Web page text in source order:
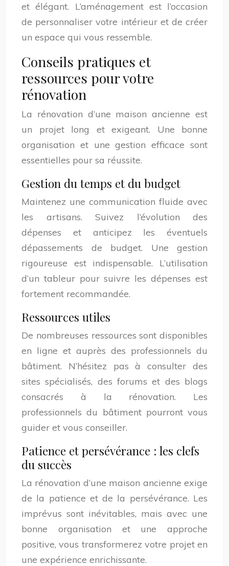
et élégant. L’aménagement est l’occasion
de personnaliser votre intérieur et de créer
un espace qui vous ressemble.
Conseils pratiques et
ressources pour votre
rénovation
La rénovation d’une maison ancienne est
un projet long et exigeant. Une bonne
organisation et une gestion efficace sont
essentielles pour sa réussite.
Gestion du temps et du budget
Maintenez une communication fluide avec
les artisans. Suivez l’évolution des
dépenses et anticipez les éventuels
dépassements de budget. Une gestion
rigoureuse est indispensable. L’utilisation
d’un tableur pour suivre les dépenses est
fortement recommandée.
Ressources utiles
De nombreuses ressources sont disponibles
en ligne et auprès des professionnels du
bâtiment. N’hésitez pas à consulter des
sites spécialisés, des forums et des blogs
consacrés à la rénovation. Les
professionnels du bâtiment pourront vous
guider et vous conseiller.
Patience et persévérance : les clefs
du succès
La rénovation d’une maison ancienne exige
de la patience et de la persévérance. Les
imprévus sont inévitables, mais avec une
bonne organisation et une approche
positive, vous transformerez votre projet en
une expérience enrichissante.